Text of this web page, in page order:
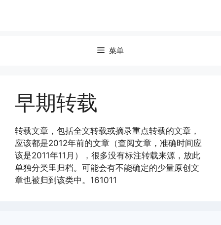
菜单
早期转载
转载文章，包括全文转载或摘录重点转载的文章，
应该都是2012年前的文章（查阅文章，准确时间应
该是2011年11月），很多没有标注转载来源，放此
单独分类里归档。可能会有不能确定的少量原创文
章也被归到该类中。161011